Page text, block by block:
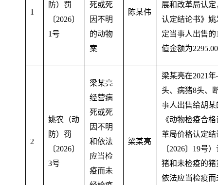
1
防）罚
〔2026〕
1号
死或死
因不明
的动物
案
陈某伟
展和改革局认定
认定结论书》姚
定当事人出售
值金额为
2
姚农（动
防）罚
〔2026〕
3号
梁某亮
经营病
死或死
因不明
和依法
应当检
疫而未
梁某亮
梁某亮在2021
头、病猪8头、
事人出售给胡
《动物检疫合
革局价格认定
〔2026〕19号
猪和未检疫的猪
依法应当检疫